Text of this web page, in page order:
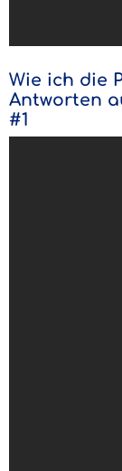
Wie ich die
Antworten
#1